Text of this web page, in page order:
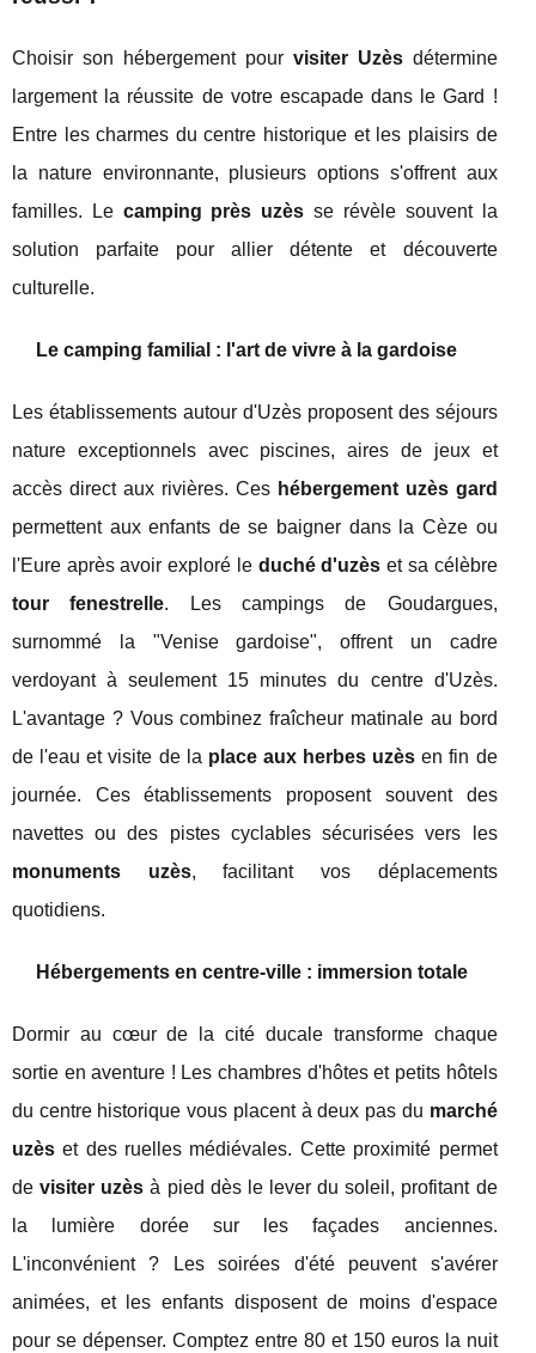
Choisir son hébergement pour visiter Uzèsdétermine
largement la réussite de votre escapade dans le Gard !
Entre les charmes du centre historique et les plaisirs de
la nature environnante, plusieurs options s'offrent aux
familles. Le camping près uzès se révèle souvent la
solution parfaite pour allier détente et découverte
culturelle.
Le camping familial : l'art de vivre à la gardoise
Les établissements autour d'Uzès proposent des séjours
nature exceptionnels avec piscines, aires de jeux et
accès direct aux rivières. Ces hébergement uzès gard
permettent aux enfants de se baigner dans la Cèze ou
l'Eure après avoir exploré le duché d'uzès et sa célèbre
tour fenestrelle. Les campings de Goudargues,
surnommé la "Venise gardoise", offrent un cadre
verdoyant à seulement 15 minutes du centre d'Uzès.
L'avantage ? Vous combinez fraîcheur matinale au bord
de l'eau et visite de la place aux herbes uzès en fin de
journée. Ces établissements proposent souvent des
navettes ou des pistes cyclables sécurisées vers les
monuments uzès, facilitant vos déplacements
quotidiens.
Hébergements en centre-ville : immersion totale
Dormir au cœur de la cité ducale transforme chaque
sortie en aventure ! Les chambres d'hôtes et petits hôtels
du centre historique vous placent à deux pas du marché
uzès et des ruelles médiévales. Cette proximité permet
devisiter uzès à pied dès le lever du soleil, profitant de
la lumière dorée sur les façades anciennes.
L'inconvénient ? Les soirées d'été peuvent s'avérer
animées, et les enfants disposent de moins d'espace
pour se dépenser. Comptez entre 80 et 150 euros la nuit